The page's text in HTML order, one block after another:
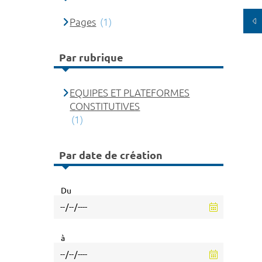
Pages (1)
Par rubrique
EQUIPES ET PLATEFORMES
CONSTITUTIVES
(1)
Par date de création
Du
à